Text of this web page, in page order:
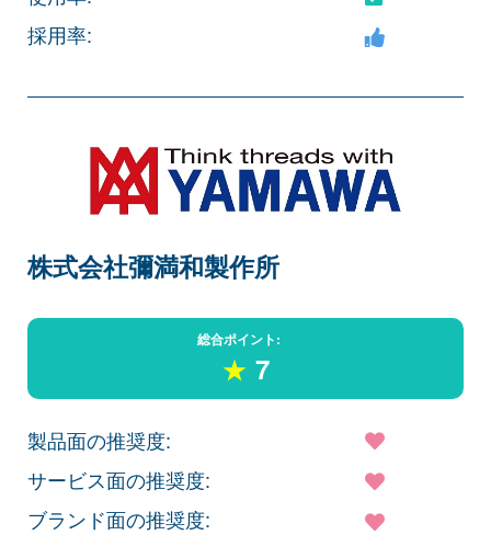
採用率:
株式会社彌満和製作所
総合ポイント:
★ 7
製品面の推奨度:
サービス面の推奨度:
ブランド面の推奨度: